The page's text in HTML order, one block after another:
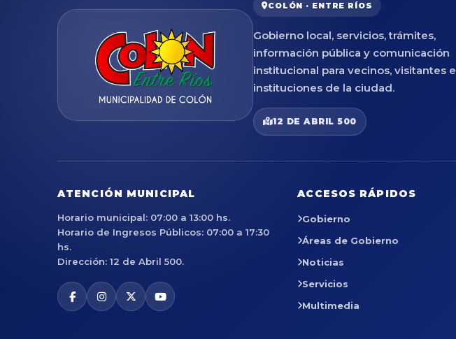
COLÓN · ENTRE RÍOS
Gobierno local, servicios, trámites,
información pública y comunicación
institucional para vecinos, visitantes e
instituciones de la ciudad.
12 DE ABRIL 500
ATENCIÓN MUNICIPAL
Horario municipal: 07:00 a 13:00 hs.
Horario de Ingresos Públicos: 07:00 a 17:30
hs.
Dirección: 12 de Abril 500.
ACCESOS RÁPIDOS
Gobierno
Áreas de Gobierno
Noticias
Servicios
Multimedia